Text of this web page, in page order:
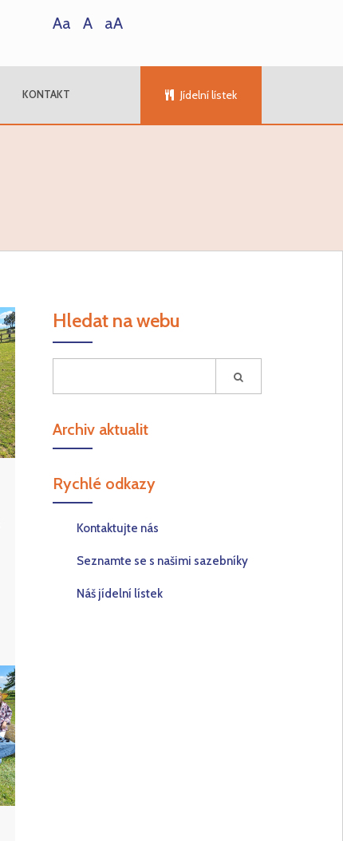
Aa A aA
KONTAKT Jídelní lístek
Hledat na webu
Archiv aktualit
Rychlé odkazy
Kontaktujte nás
Seznamte se s našimi sazebníky
Náš jídelní lístek